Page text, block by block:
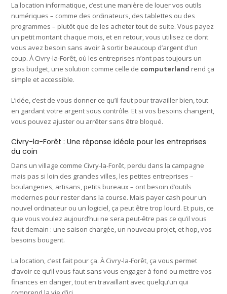
La location informatique, c’est une manière de louer vos outils
numériques – comme des ordinateurs, des tablettes ou des
programmes – plutôt que de les acheter tout de suite. Vous payez
un petit montant chaque mois, et en retour, vous utilisez ce dont
vous avez besoin sans avoir à sortir beaucoup d’argent d’un
coup. À Civry-la-Forêt, où les entreprises n’ont pas toujours un
gros budget, une solution comme celle de computerland rend ça
simple et accessible.
L’idée, c’est de vous donner ce qu’il faut pour travailler bien, tout
en gardant votre argent sous contrôle. Et si vos besoins changent,
vous pouvez ajuster ou arrêter sans être bloqué.
Civry-la-Forêt : Une réponse idéale pour les entreprises
du coin
Dans un village comme Civry-la-Forêt, perdu dans la campagne
mais pas si loin des grandes villes, les petites entreprises –
boulangeries, artisans, petits bureaux – ont besoin d’outils
modernes pour rester dans la course. Mais payer cash pour un
nouvel ordinateur ou un logiciel, ça peut être trop lourd. Et puis, ce
que vous voulez aujourd’hui ne sera peut-être pas ce qu’il vous
faut demain : une saison chargée, un nouveau projet, et hop, vos
besoins bougent.
La location, c’est fait pour ça. À Civry-la-Forêt, ça vous permet
d’avoir ce qu’il vous faut sans vous engager à fond ou mettre vos
finances en danger, tout en travaillant avec quelqu’un qui